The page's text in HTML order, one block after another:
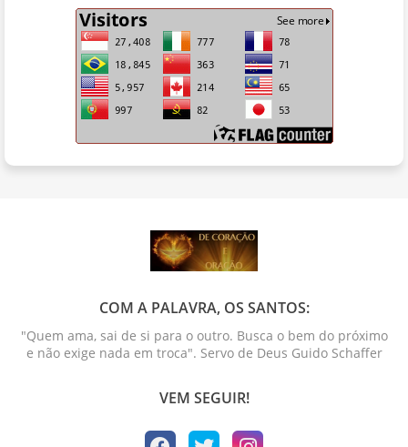
COM A PALAVRA, OS SANTOS:
"Quem ama, sai de si para o outro. Busca o bem do próximo
e não exige nada em troca". Servo de Deus Guido Schaffer
VEM SEGUIR!